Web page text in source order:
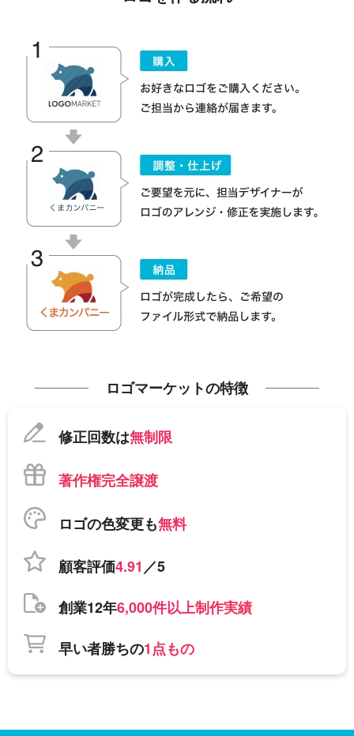
ロゴマーケットの特徴
修正回数は無制限
著作権完全譲渡
ロゴの色変更も無料
顧客評価4.91／5
創業12年6,000件以上制作実績
早い者勝ちの1点もの